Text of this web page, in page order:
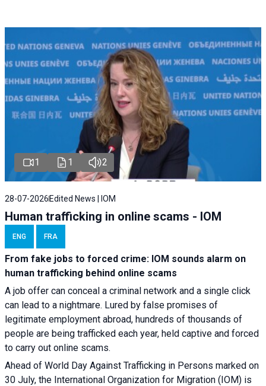
1 1 2
28-07-2026Edited News | IOM
Human trafficking in online scams - IOM
ENG FRA
From fake jobs to forced crime: IOM sounds alarm on
human trafficking behind online scams
A job offer can conceal a criminal network and a single click
can lead to a nightmare. Lured by false promises of
legitimate employment abroad, hundreds of thousands of
people are being trafficked each year, held captive and forced
to carry out online scams.
Ahead of World Day Against Trafficking in Persons marked on
30 July, the International Organization for Migration (IOM) is